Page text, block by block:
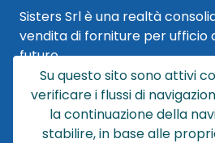
Sisters Srl è una realtà
vendita di forniture per
futuro.
Sisters Srl | Sede Legale
Via Cesare Battisti 29
40018 San Pietro in Casale
Su questo sito sono attivi
verificare i flussi di
la continuazione della
stabilire, in base alle